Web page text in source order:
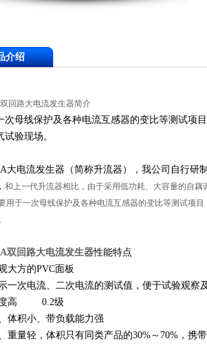
介绍
回路大电流发生器简介
次母线保护及各种电流互感器的变比等测试项
验现场。
大电流发生器（简称升流器），我公司自行
和上一代升流器相比，由于采用低功耗、大容量的自
用于一次母线保护及各种电流互感器的变比等测试项
双回路大电流发生器性能特点
大方的PVC面板
一次电流、二次电流的测试值，便于试验观察及
度高 0.2级
体积小、带负载能力强
重量轻，体积只有同类产品的30%～70%，携带